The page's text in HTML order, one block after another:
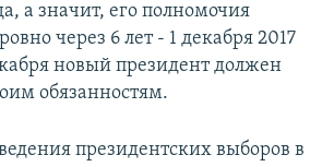
а значит, его полномочия
через 6 лет - 1 декабря 2017
новый президент должен
обязанностям.
президентских выборов в